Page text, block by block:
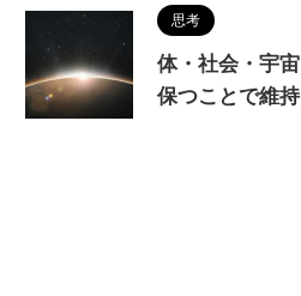
思考
体・社会・宇
保つことで維